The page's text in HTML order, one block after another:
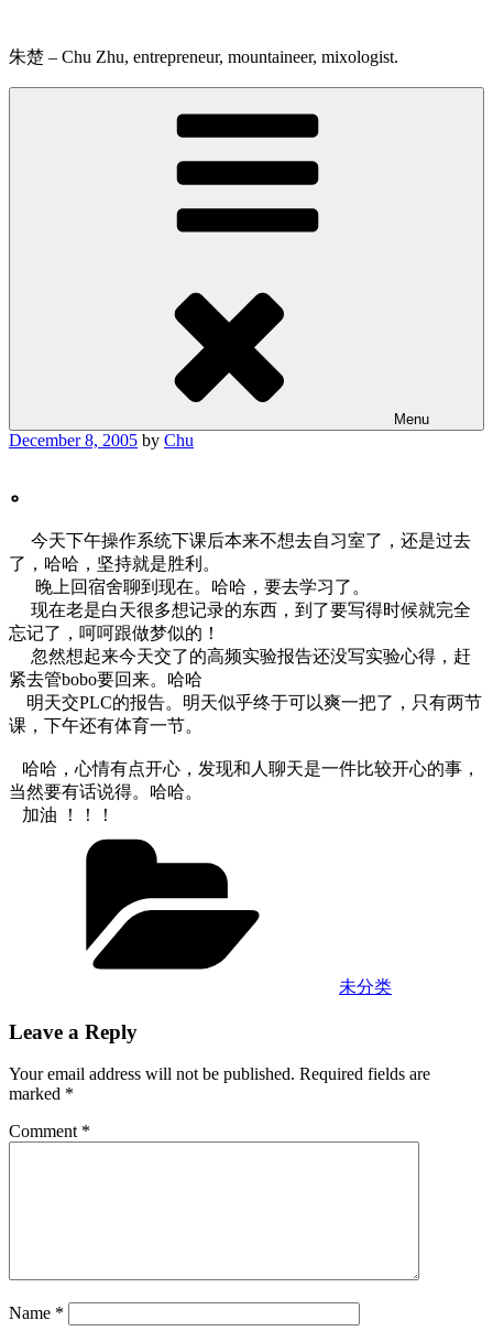
content
朱楚 – Chu Zhu, entrepreneur, mountaineer, mixologist.
Menu
Posted
December 8, 2005 by Chu
。
今天下午操作系统下课后本来不想去自习室了，还是过去
了，哈哈，坚持就是胜利。
晚上回宿舍聊到现在。哈哈，要去学习了。
现在老是白天很多想记录的东西，到了要写得时候就完全
忘记了，呵呵跟做梦似的！
忽然想起来今天交了的高频实验报告还没写实验心得，赶
紧去管bobo要回来。哈哈
明天交PLC的报告。明天似乎终于可以爽一把了，只有两节
课，下午还有体育一节。
哈哈，心情有点开心，发现和人聊天是一件比较开心的事，
当然要有话说得。哈哈。
加油 ！！！
未分类
Leave a Reply
Your email address will not be published. Required fields are
marked *
Comment *
Name *